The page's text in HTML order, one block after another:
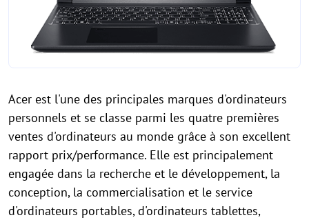
Acer est l'une des principales marques d'ordinateurs
personnels et se classe parmi les quatre premières
ventes d'ordinateurs au monde grâce à son excellent
rapport prix/performance. Elle est principalement
engagée dans la recherche et le développement, la
conception, la commercialisation et le service
d'ordinateurs portables, d'ordinateurs tablettes,